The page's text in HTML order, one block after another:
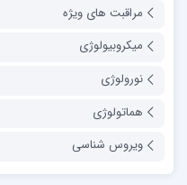
مراقبت های ویژه
میکروبیولوژی
نورولوژی
هماتولوژی
ویروس شناسی